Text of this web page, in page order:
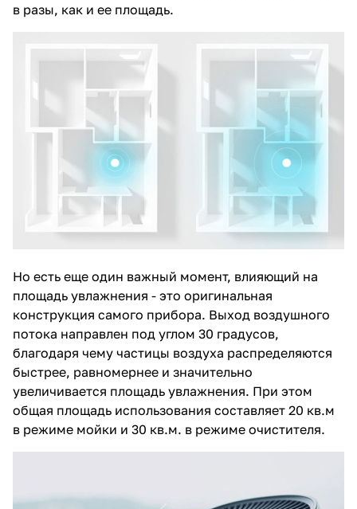
в разы, как и ее площадь.
Но есть еще один важный момент, влияющий на
площадь увлажнения - это оригинальная
конструкция самого прибора. Выход воздушного
потока направлен под углом 30 градусов,
благодаря чему частицы воздуха распределяются
быстрее, равномернее и значительно
увеличивается площадь увлажнения. При этом
общая площадь использования составляет 20 кв.м
в режиме мойки и 30 кв.м. в режиме очистителя.